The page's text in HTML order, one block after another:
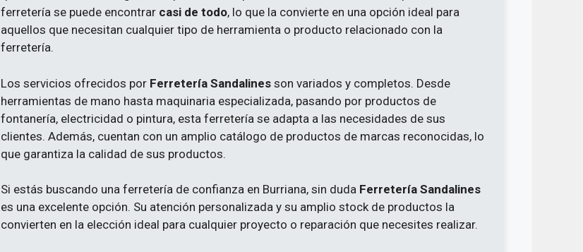
ferretería se puede encontrar casi de todo, lo que la convierte en una opción ideal para
aquellos que necesitan cualquier tipo de herramienta o producto relacionado con la
ferretería.
Los servicios ofrecidos por Ferretería Sandalinesson variados y completos. Desde
herramientas de mano hasta maquinaria especializada, pasando por productos de
fontanería, electricidad o pintura, esta ferretería se adapta a las necesidades de sus
clientes. Además, cuentan con un amplio catálogo de productos de marcas reconocidas, lo
que garantiza la calidad de sus productos.
Si estás buscando una ferretería de confianza en Burriana, sin duda Ferretería Sandalines
es una excelente opción. Su atención personalizada y su amplio stock de productos la
convierten en la elección ideal para cualquier proyecto o reparación que necesites realizar.